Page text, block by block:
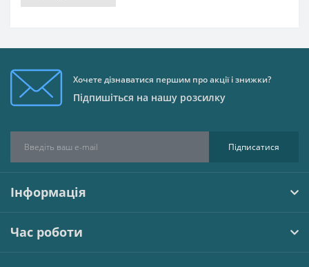
Хочете дізнаватися першим про акції і знижки?
Підпишіться на нашу розсилку
Підписатися
Інформація
Час роботи